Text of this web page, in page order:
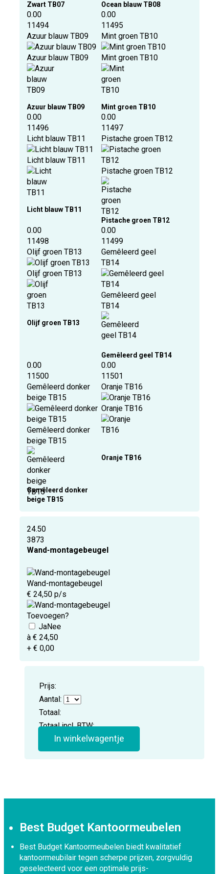
Zwart TB07 Ocean blauw TB08
0.00
11494
Azuur blauw TB09
Azuur blauw TB09
Azuur blauw TB09
0.00
11495
Mint groen TB10
Mint groen TB10
Mint groen TB10
0.00
11496
Licht blauw TB11
Licht blauw TB11
Licht blauw TB11
0.00
11497
Pistache groen TB12
Pistache groen TB12
Pistache groen TB12
0.00
11498
Olijf groen TB13
Olijf groen TB13
Olijf groen TB13
0.00
11499
Gemêleerd geel
TB14
Gemêleerd geel
TB14
Gemêleerd geel TB14
0.00
11500
Gemêleerd donker
beige TB15
Gemêleerd donker
beige TB15
Gemêleerd donker
beige TB15
0.00
11501
Oranje TB16
Oranje TB16
Oranje TB16
24.50
3873
Wand-montagebeugel
Wand-montagebeugel
€ 24,50 p/s
Toevoegen?
à € 24,50
+ € 0,00
Prijs:
Aantal:
Totaal:
Totaal incl. BTW:
In winkelwagentje
Best Budget Kantoormeubelen
Best Budget Kantoormeubelen biedt kwalitatief
kantoormeubilair tegen scherpe prijzen, zorgvuldig
geselecteerd voor een optimale prijs-